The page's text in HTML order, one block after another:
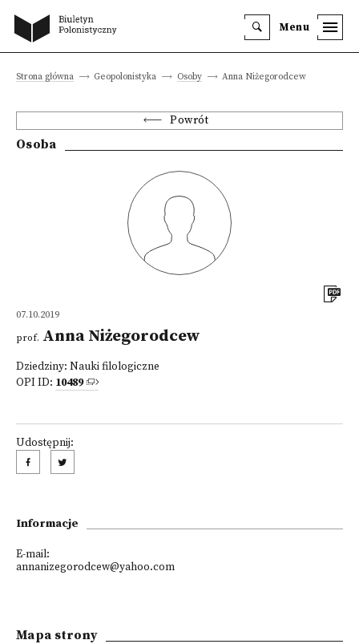
Menu
Strona główna Geopolonistyka Osoby Anna Niżegorodcew
Powrót
Osoba
07.10.2019
prof. Anna Niżegorodcew
Dziedziny: Nauki filologiczne
OPI ID: 10489
Udostępnij:
Informacje
E-mail:
annanizegorodcew@yahoo.com
Mapa strony